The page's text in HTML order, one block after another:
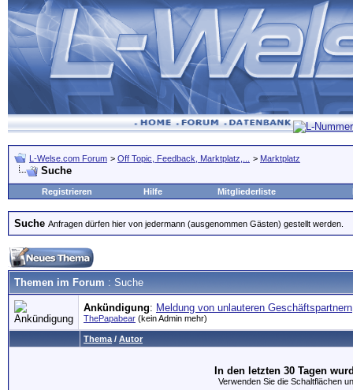
L-Welse.com Forum > Off Topic, Feedback, Marktplatz,... > Marktplatz
Suche
Registrieren Hilfe Mitgliederliste
Suche Anfragen dürfen hier von jedermann (ausgenommen Gästen) gestellt werden.
Themen im Forum : Suche
Ankündigung: Meldung von unlauteren Geschäftspartnern
ThePapabear (kein Admin mehr)
Thema / Autor
In den letzten 30 Tagen
Verwenden Sie die Schaltflächen